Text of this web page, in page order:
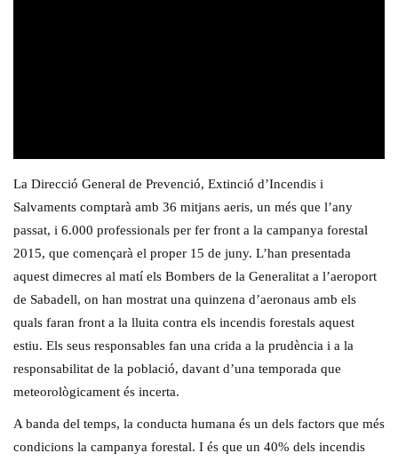
La Direcció General de Prevenció, Extinció d’Incendis i
Salvaments comptarà amb 36 mitjans aeris, un més que l’any
passat, i 6.000 professionals per fer front a la campanya forestal
2015, que començarà el proper 15 de juny. L’han presentada
aquest dimecres al matí els Bombers de la Generalitat a l’aeroport
de Sabadell, on han mostrat una quinzena d’aeronaus amb els
quals faran front a la lluita contra els incendis forestals aquest
estiu. Els seus responsables fan una crida a la prudència i a la
responsabilitat de la població, davant d’una temporada que
meteorològicament és incerta.
A banda del temps, la conducta humana és un dels factors que més
condicions la campanya forestal. I és que un 40% dels incendis